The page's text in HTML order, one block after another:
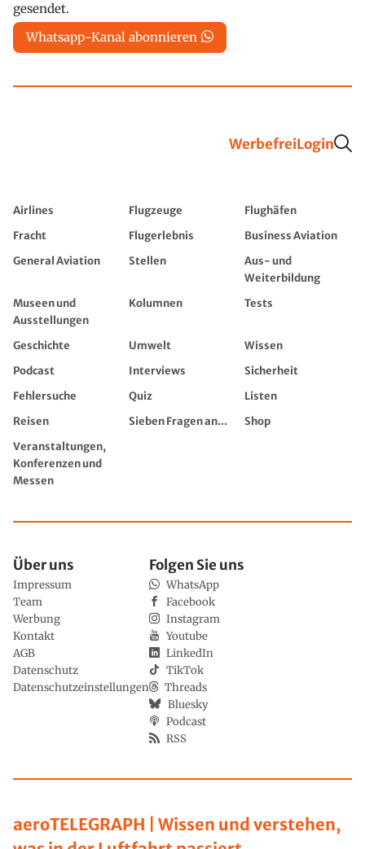
gesendet.
Whatsapp-Kanal abonnieren
WerbefreiLogin
Airlines Flugzeuge
Flughäfen
Fracht
Flugerlebnis
Business Aviation
General Aviation
Stellen
Aus- und
Weiterbildung
Museen und
Ausstellungen
Kolumnen Tests
Geschichte Umwelt
Wissen
Podcast
Interviews
Sicherheit
Fehlersuche
Quiz
Listen
Reisen
Sieben Fragen an...
Shop
Veranstaltungen,
Konferenzen und
Messen
aeroTELEGRAPH | Wissen und verstehen,
Über uns
Impressum
Team
Werbung
Kontakt
AGB
Datenschutz
Datenschutzeinstellungen
Folgen Sie uns
WhatsApp
Facebook
Instagram
Youtube
LinkedIn
TikTok
Threads
Bluesky
Podcast
RSS